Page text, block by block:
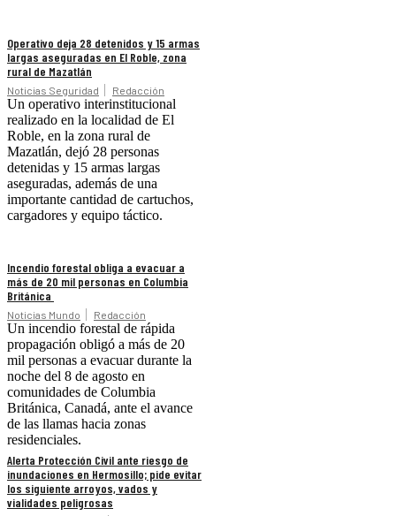
Operativo deja 28 detenidos y 15 armas
largas aseguradas en El Roble, zona
rural de Mazatlán
Noticias Seguridad Redacción
Un operativo interinstitucional
realizado en la localidad de El
Roble, en la zona rural de
Mazatlán, dejó 28 personas
detenidas y 15 armas largas
aseguradas, además de una
importante cantidad de cartuchos,
cargadores y equipo táctico.
Incendio forestal obliga a evacuar a
más de 20 mil personas en Columbia
Británica
Noticias Mundo Redacción
Un incendio forestal de rápida
propagación obligó a más de 20
mil personas a evacuar durante la
noche del 8 de agosto en
comunidades de Columbia
Británica, Canadá, ante el avance
de las llamas hacia zonas
residenciales.
Alerta Protección Civil ante riesgo de
inundaciones en Hermosillo; pide evitar
los siguiente arroyos, vados y
vialidades peligrosas